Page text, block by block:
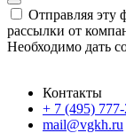
Отправляя эту
рассылки от
Необходимо дать
Контакты
+ 7 (495)
mail@vgkh.ru